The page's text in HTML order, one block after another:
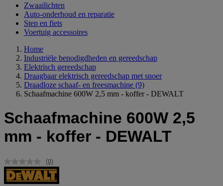
Zwaailichten
Auto-onderhoud en reparatie
Step en fiets
Voertuig accessoires
Home
Industriële benodigdheden en gereedschap
Elektrisch gereedschap
Draagbaar elektrisch gereedschap met snoer
Draadloze schaaf- en freesmachine (9)
Schaafmachine 600W 2,5 mm - koffer - DEWALT
Schaafmachine 600W 2,5
mm - koffer - DEWALT
Geen
scorewaarde.
Dezelfde
(0)